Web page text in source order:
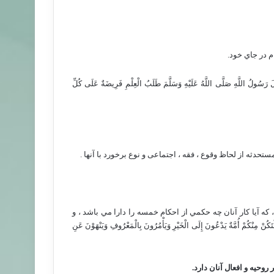
در جاي خود.
رَسُولُ اللَّهِ صَلَّى اللَّهُ عَلَيْهِ وَسَلَّمَ طَلَبُ الْعِلْمِ فَرِيضَةٌ عَلَى كُلِّ
از لحاظ وقوع ، فقه ، اجتماعی و نوع برخورد با آنها .
كه آيا كار آنان چه حكمي از احكام خمسه را دارا مي باشد ، و
مِنْكُمْ أُمَّةٌ يَدْعُونَ إِلَى الْخَيْرِ وَيَأْمُرُونَ بِالْمَعْرُوفِ وَيَنْهَوْنَ عَنِ